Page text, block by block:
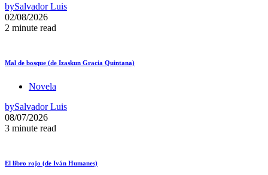
bySalvador Luis
02/08/2026
2 minute read
Mal de bosque (de Izaskun Gracia Quintana)
Novela
bySalvador Luis
08/07/2026
3 minute read
El libro rojo (de Iván Humanes)